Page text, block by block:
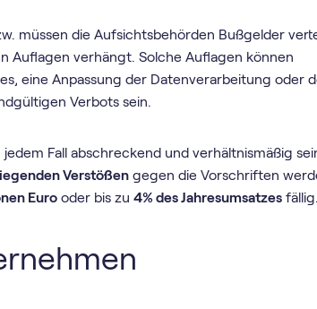
müssen die Aufsichtsbehörden Bußgelder
Auflagen verhängt. Solche Auflagen können
eine Anpassung der Datenverarbeitung oder
Verbots sein.
Fall abschreckend und verhältnismäßig
Verstößen gegen die Vorschriften
Euro oder bis zu4% des Jahresumsatzes fällig.